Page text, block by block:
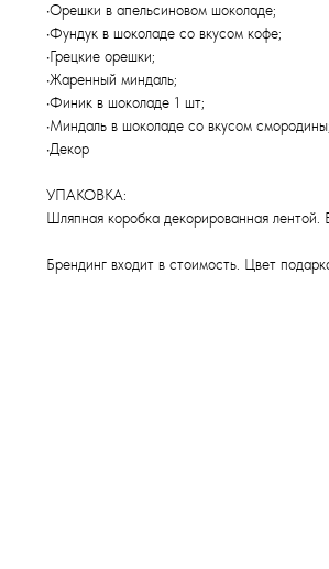
•Орешки в апельсиновом шоколаде;
•Фундук в шоколаде со вкусом кофе;
•Грецкие орешки;
•Жаренный миндаль;
•Финик в шоколаде 1 шт;
•Миндаль в шоколаде со вкусом смородины;
•Декор
УПАКОВКА:
Шляпная коробка декорированная лентой.
Брендинг входит в стоимость. Цвет